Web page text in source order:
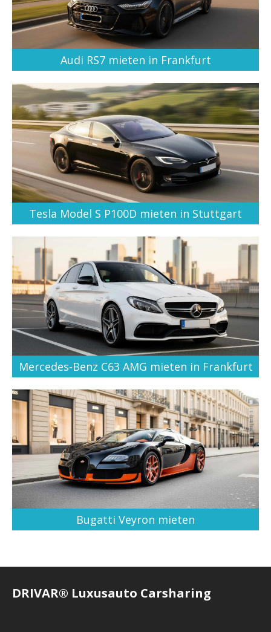
Audi RS7 mieten in Frankfurt
Tesla Model S P100D mieten in Stuttgart
Mercedes-Benz C63 AMG mieten in Frankfurt
Bugatti Veyron mieten
DRIVAR® Luxusauto Carsharing